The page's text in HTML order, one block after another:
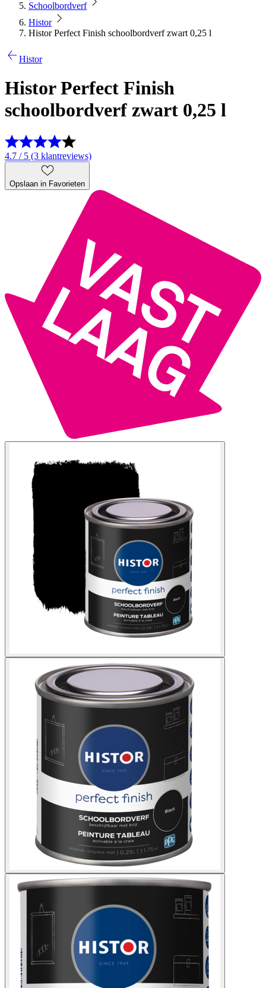
Schoolbordverf
Histor
Histor Perfect Finish schoolbordverf zwart 0,25 l
Histor
Histor Perfect Finish
schoolbordverf zwart 0,25 l
4.7 / 5 (3 klantreviews)
Opslaan in Favorieten